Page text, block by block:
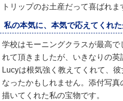
トリップのお土産だって喜ばれま
私の本気に、本気で応えてくれた
学校はモーニングクラスが最高
れて頂きましたが、いきなりの
Lucyは根気強く教えてくれて、
なったかもしれません。添付写
描いてくれた私の宝物です。